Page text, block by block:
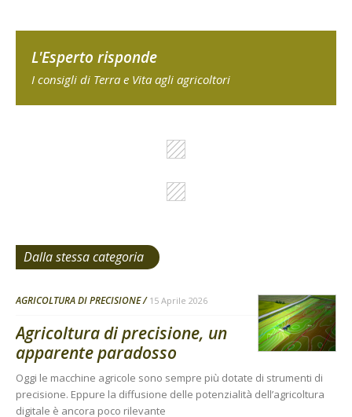
L'Esperto risponde
I consigli di Terra e Vita agli agricoltori
Dalla stessa categoria
AGRICOLTURA DI PRECISIONE 15 Aprile 2026
Agricoltura di precisione, un
apparente paradosso
Oggi le macchine agricole sono sempre più dotate di strumenti di
precisione. Eppure la diffusione delle potenzialità dell’agricoltura
digitale è ancora poco rilevante